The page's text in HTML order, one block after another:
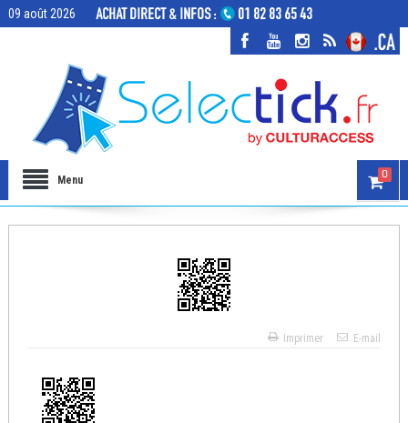
09 août 2026
Menu 0
Imprimer E-mail